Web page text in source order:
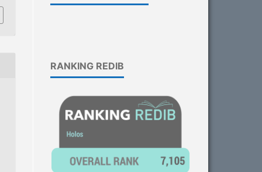
RANKING REDIB